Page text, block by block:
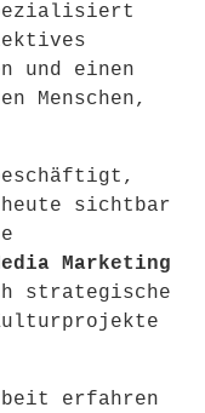
und einen
Menschen,
sichtbar
Marketing
strategische
erfahren